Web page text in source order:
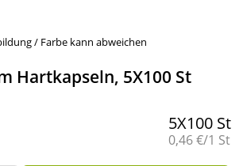
/ Farbe kann abweichen
Hartkapseln, 5X100 St
5X100 St
Grundpreis:
0,46 €/1 St